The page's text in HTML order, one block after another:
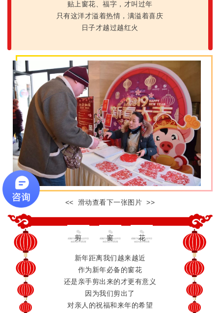
贴上窗花、福字，才叫过年
只有这洋才溢着热情，满溢着喜庆
日子才越过越红火
<< 滑动查看下一张图片 >>
剪 窗 花
新年距离我们越来越近
作为新年必备的窗花
还是亲手剪出来的才更有意义
因为我们剪出了
对亲人的祝福和来年的希望